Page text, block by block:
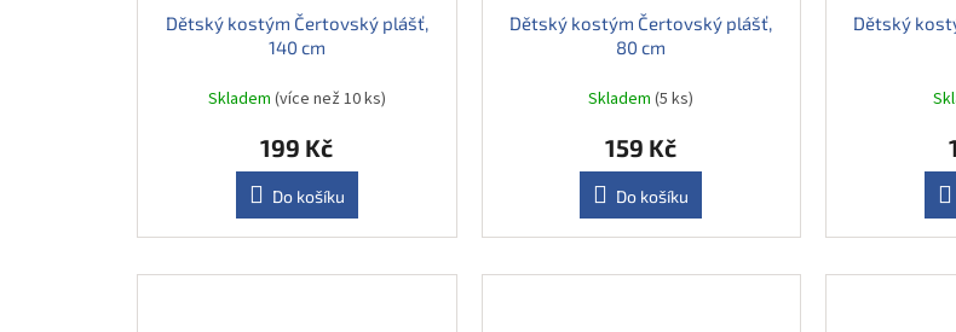
Dětský kostým Čertovský plášť,
140 cm
Skladem (více než 10 ks)
199 Kč
Do košíku
Dětský kostým Čertovský plášť,
80 cm
Skladem(5 ks)
159 Kč
Do košíku
Dětský